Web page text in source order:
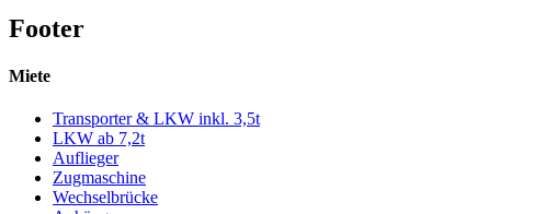
Footer
Miete
Transporter & LKW inkl. 3,5t
LKW ab 7,2t
Auflieger
Zugmaschine
Wechselbrücke